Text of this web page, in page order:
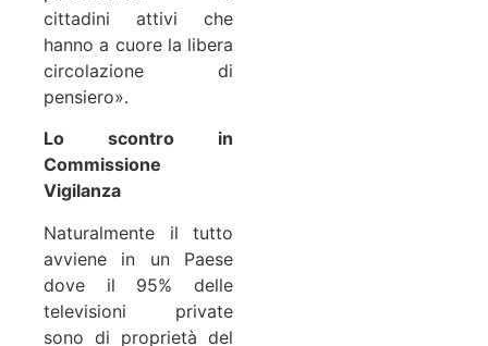
cittadini attivi che
hanno a cuore la libera
circolazione di
pensiero».
Lo scontro in
Commissione
Vigilanza
Naturalmente il tutto
avviene in un Paese
dove il 95% delle
televisioni private
sono di proprietà del